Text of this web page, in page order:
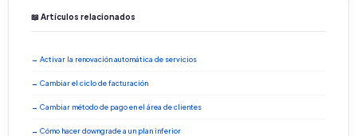
📖 Artículos relacionados
→ Activar la renovación automática de servicios
→ Cambiar el ciclo de facturación
→ Cambiar método de pago en el área de clientes
→ Cómo hacer downgrade a un plan inferior